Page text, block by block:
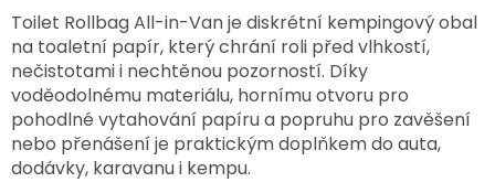
Toilet Rollbag All-in-Van je diskrétní kempingový obal
na toaletní papír, který chrání roli před vlhkostí,
nečistotami i nechtěnou pozorností. Díky
voděodolnému materiálu, hornímu otvoru pro
pohodlné vytahování papíru a popruhu pro zavěšení
nebo přenášení je praktickým doplňkem do auta,
dodávky, karavanu i kempu.